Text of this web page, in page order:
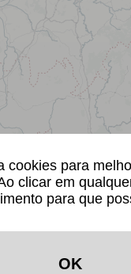
cookies para
clicar em
para que
OK